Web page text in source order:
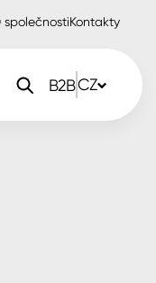
společnostiKontakty
B2BCZ